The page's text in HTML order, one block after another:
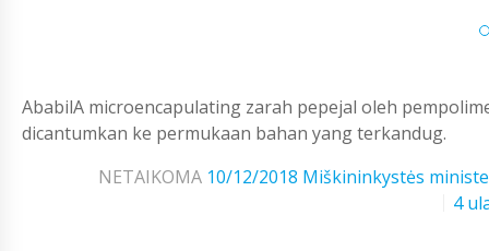
AbabilA microencapulating zarah pepejal oleh
dicantumkan ke permukaan bahan yang terkandug.
NETAIKOMA 10/12/2018 Miškininkystės
4